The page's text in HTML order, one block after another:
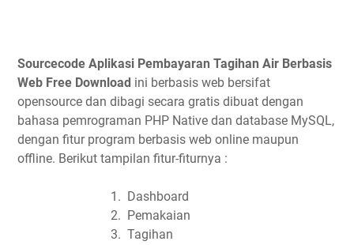
Sourcecode Aplikasi Pembayaran Tagihan Air Berbasis
Web Free Download ini berbasis web bersifat
opensource dan dibagi secara gratis dibuat dengan
bahasa pemrograman PHP Native dan database MySQL,
dengan fitur program berbasis web online maupun
offline. Berikut tampilan fitur-fiturnya :
1. Dashboard
2. Pemakaian
3. Tagihan